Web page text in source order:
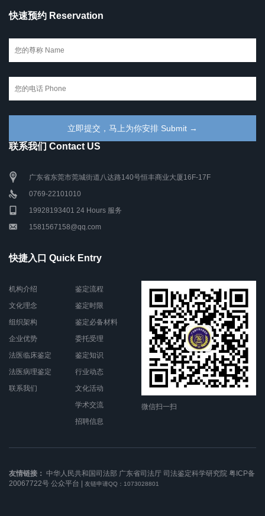
快速预约 Reservation
联系我们 Contact US
广东省东莞市莞城街道八达路140号恒丰商业大厦16F-17F
0769-22101010
19928193401 24 Hours 服务
1581567158@qq.com
快捷入口 Quick Entry
机构介绍
文化理念
组织架构
企业优势
法医临床鉴定
法医病理鉴定
联系我们
鉴定流程
鉴定时限
鉴定必备材料
委托受理
鉴定知识
行业动态
文化活动
学术交流
招聘信息
微信扫一扫
友情链接： 中华人民共和国司法部 广东省司法厅 司法鉴定科学研究院 粤ICP备
20067722号 公众平台 友链申请QQ：1073028801